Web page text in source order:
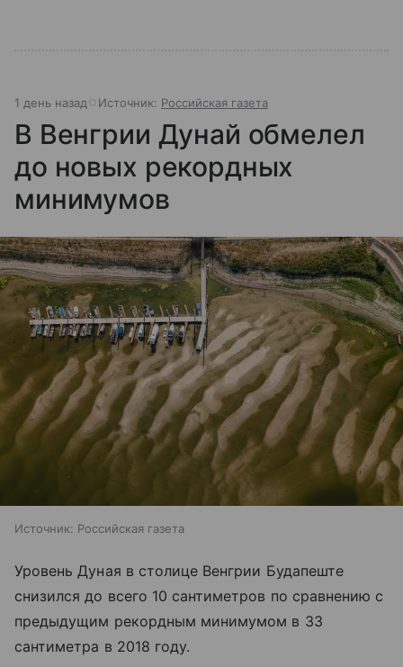
1 день назад Источник: Российская газета
В Венгрии Дунай обмелел
до новых рекордных
минимумов
Источник: Российская газета
Уровень Дуная в столице Венгрии Будапеште
снизился до всего 10 сантиметров по сравнению с
предыдущим рекордным минимумом в 33
сантиметра в 2018 году.